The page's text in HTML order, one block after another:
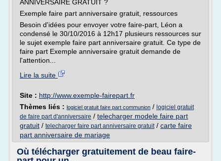
ANNIVERSAIRE GRATUIT ?
Exemple faire part anniversaire gratuit, ressources
Besoin d'idées pour envoyer votre faire-part, Léon a
condensé le 30/10/2016 à 12h17 plusieurs ressources sur
le sujet exemple faire part anniversaire gratuit. Ce type de
faire part Exemple anniversaire gratuit demande de
l'attention...
Lire la suite
Site : http://www.exemple-fairepart.fr
Thèmes liés : logiciel gratuit faire part communion / logiciel gratuit
de faire part d'anniversaire / telecharger modele faire part
gratuit / telecharger faire part anniversaire gratuit/ carte faire
part anniversaire de mariage
Où télécharger gratuitement de beau faire-